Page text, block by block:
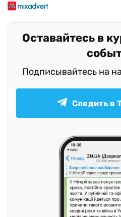
Оставайтесь в
Подписывайтесь на
Следить в